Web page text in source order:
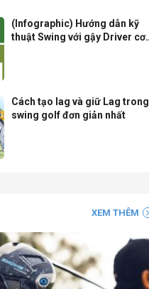
(Infographic) Hướng dẫn kỹ
thuật Swing với gậy Driver cơ
Cách tạo lag và giữ Lag trong
swing golf đơn giản nhất
XEM THÊM